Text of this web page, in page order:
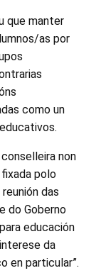
que manter
as por
como un
non
polo
das
do Goberno
educación
da
en particular”.